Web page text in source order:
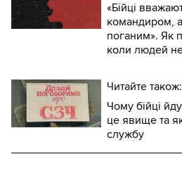
«Бійці
командиром,
поганим». Як
коли людей
Читайте також:
Чому бійці
це явище та
службу